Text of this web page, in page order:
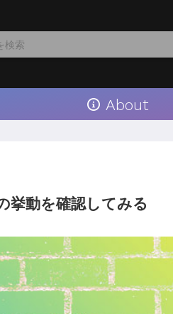
About
挙動を確認してみる